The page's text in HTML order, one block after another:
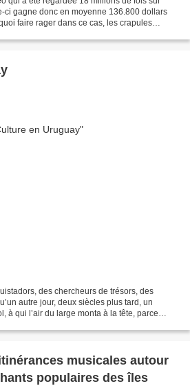
ci gagne donc en moyenne 136.800 dollars
faire rager dans ce cas, les crapules
des chercheurs de trésors, des
autre jour, deux siècles plus tard, un
à qui l’air du large monta à la tête, parce
musicales autour
populaires des îles